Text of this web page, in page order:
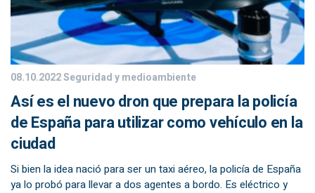
08.10.2022Seguridad y medioambiente
Así es el nuevo dron que prepara la policía
de España para utilizar como vehículo en la
ciudad
Si bien la idea nació para ser un taxi aéreo, la policía de España
ya lo probó para llevar a dos agentes a bordo. Es eléctrico y